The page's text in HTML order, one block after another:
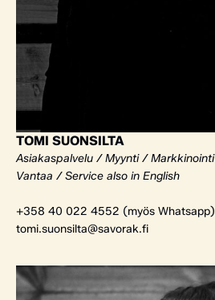
TOMI SUONSILTA
Asiakaspalvelu / Myynti / Markkinointi
Vantaa / Service also in English
+358 40 022 4552 (myös Whatsapp)
tomi.suonsilta@savorak.fi